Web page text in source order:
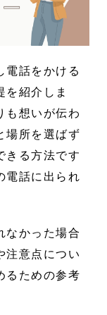
電話をかける
紹介しま
も想いが伝わ
場所を選ばず
きる方法です
電話に出られ
なかった場合
注意点につい
るための参考